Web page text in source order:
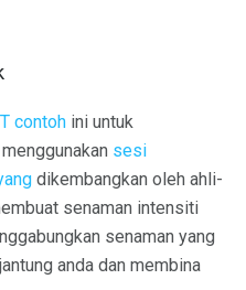
contoh ini untuk
sesi
dikembangkan oleh ahli-
senaman intensiti
senaman yang
anda dan membina